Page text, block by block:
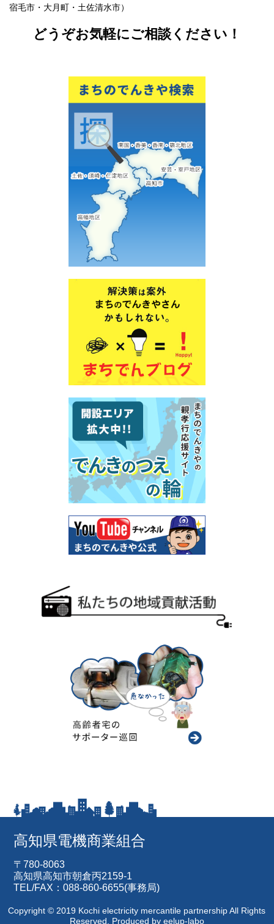
宿毛市・大月町・土佐清水市）
どうぞお気軽にご相談ください！
高知県電機商業組合
〒780-8063
高知県高知市朝倉丙2159-1
TEL/FAX：088-860-6655(事務局)
Copyright © 2019 Kochi electricity mercantile partnership All Rights
Reserved. Produced by eelup-labo